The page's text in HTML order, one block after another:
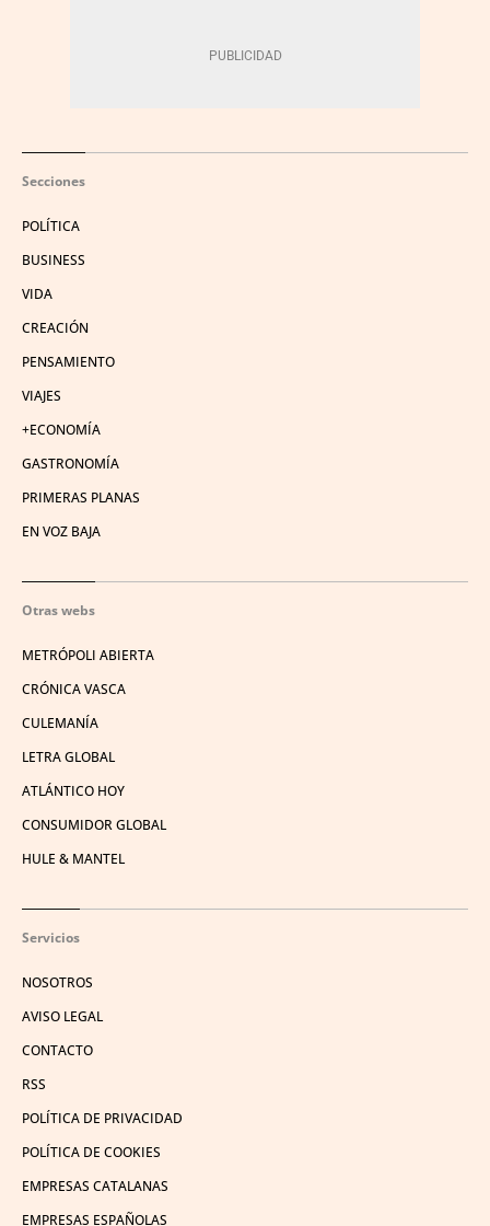
Secciones
POLÍTICA
BUSINESS
VIDA
CREACIÓN
PENSAMIENTO
VIAJES
+ECONOMÍA
GASTRONOMÍA
PRIMERAS PLANAS
EN VOZ BAJA
Otras webs
METRÓPOLI ABIERTA
CRÓNICA VASCA
CULEMANÍA
LETRA GLOBAL
ATLÁNTICO HOY
CONSUMIDOR GLOBAL
HULE & MANTEL
Servicios
NOSOTROS
AVISO LEGAL
CONTACTO
RSS
POLÍTICA DE PRIVACIDAD
POLÍTICA DE COOKIES
EMPRESAS CATALANAS
EMPRESAS ESPAÑOLAS